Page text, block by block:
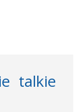
talkie